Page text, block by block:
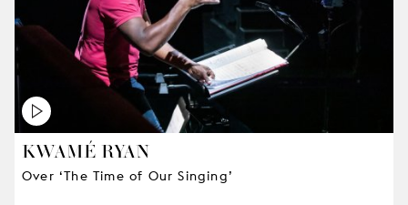
KWAMÉ RYAN
Over ‘The Time of Our Singing’